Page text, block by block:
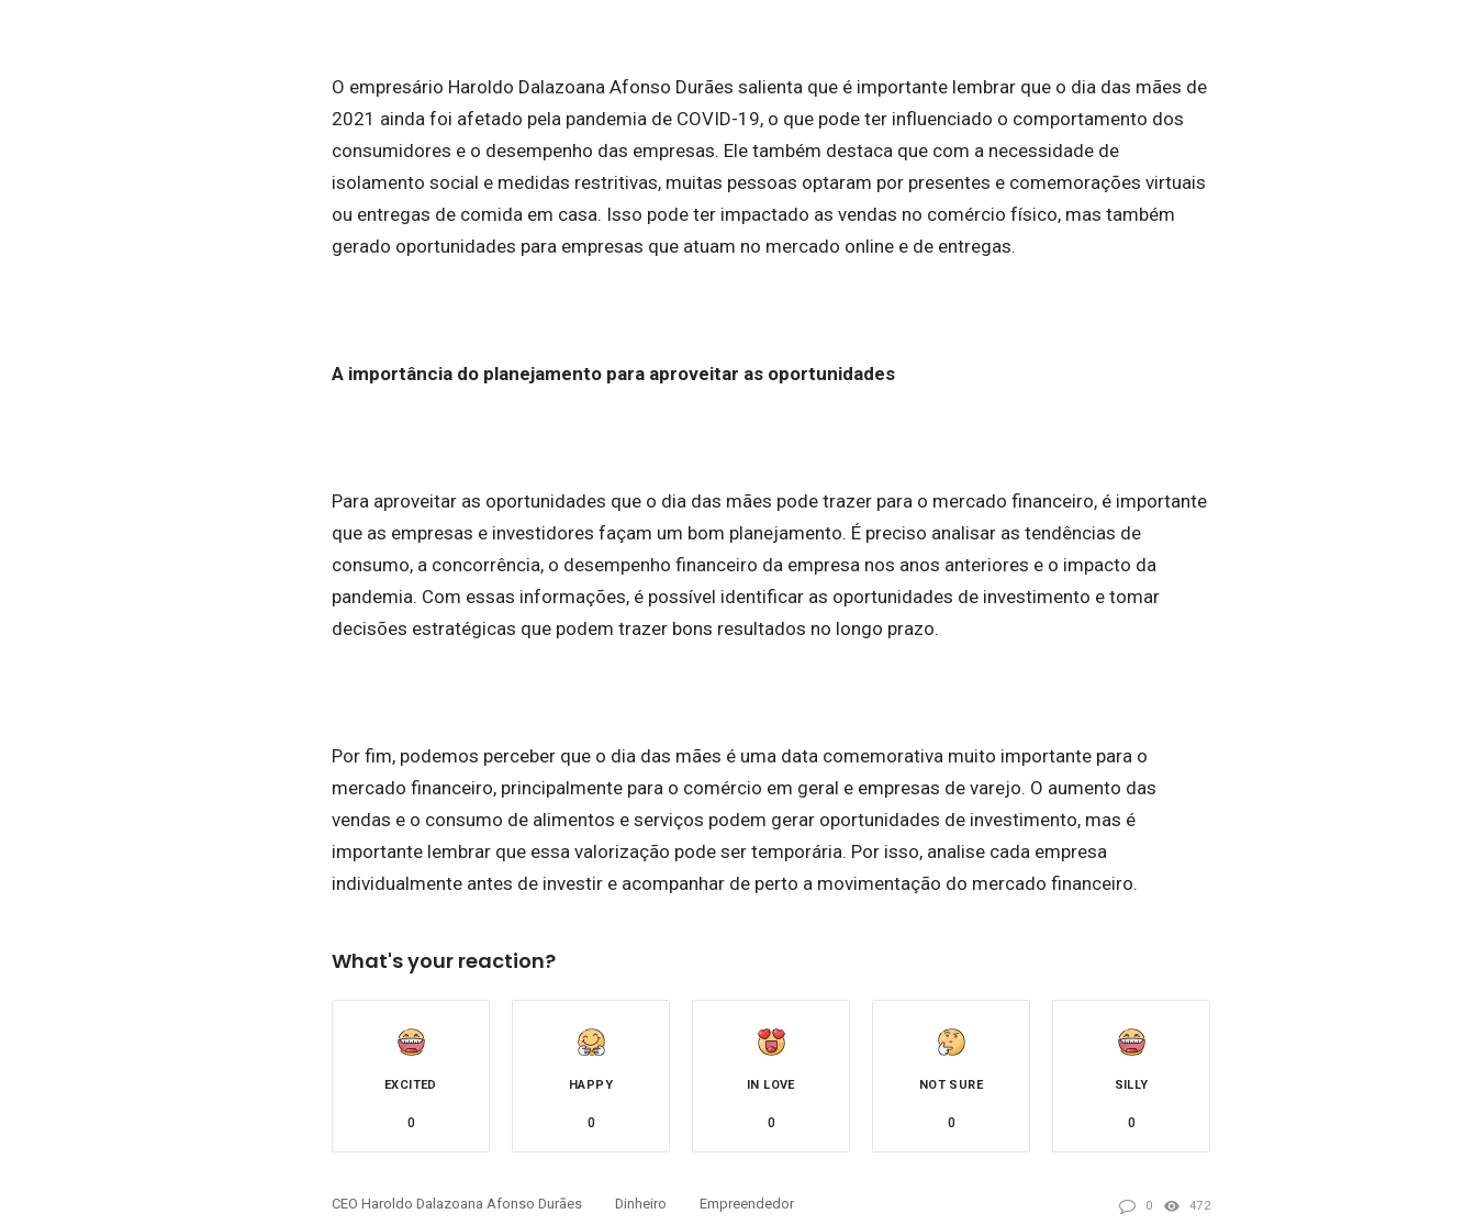
O empresário Haroldo Dalazoana Afonso Durães salienta que é importante lembrar que o dia das mães de
2021 ainda foi afetado pela pandemia de COVID-19, o que pode ter influenciado o comportamento dos
consumidores e o desempenho das empresas. Ele também destaca que com a necessidade de
isolamento social e medidas restritivas, muitas pessoas optaram por presentes e comemorações virtuais
ou entregas de comida em casa. Isso pode ter impactado as vendas no comércio físico, mas também
gerado oportunidades para empresas que atuam no mercado online e de entregas.
A importância do planejamento para aproveitar as oportunidades
Para aproveitar as oportunidades que o dia das mães pode trazer para o mercado financeiro, é importante
que as empresas e investidores façam um bom planejamento. É preciso analisar as tendências de
consumo, a concorrência, o desempenho financeiro da empresa nos anos anteriores e o impacto da
pandemia. Com essas informações, é possível identificar as oportunidades de investimento e tomar
decisões estratégicas que podem trazer bons resultados no longo prazo.
Por fim, podemos perceber que o dia das mães é uma data comemorativa muito importante para o
mercado financeiro, principalmente para o comércio em geral e empresas de varejo. O aumento das
vendas e o consumo de alimentos e serviços podem gerar oportunidades de investimento, mas é
importante lembrar que essa valorização pode ser temporária. Por isso, analise cada empresa
individualmente antes de investir e acompanhar de perto a movimentação do mercado financeiro.
What's your reaction?
EXCITED
0
HAPPY
0
IN LOVE
0
NOT SURE
0
SILLY
0
CEO Haroldo Dalazoana Afonso Durães Dinheiro Empreendedor 0 472